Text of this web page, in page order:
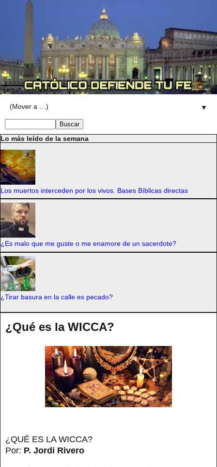
▼
Lo más leído de la semana
Los muertos interceden por los vivos. Bases Bíblicas directas
¿Es malo que me guste o me enamore de un sacerdote?
¿Tirar basura en la calle es pecado?
¿Qué es la WICCA?
¿QUÉ ES LA WICCA?
Por: P. Jordi Rivero